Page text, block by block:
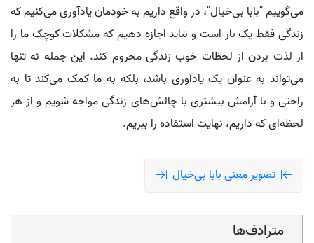
می‌گوییم "بابا بی‌خیال"، در واقع داریم به خودمان یادآوری می‌کنیم که
زندگی فقط یک بار است و نباید اجازه دهیم که مشکلات کوچک ما را
از لذت بردن از لحظات خوب زندگی محروم کند. این جمله نه تنها
می‌تواند به عنوان یک یادآوری باشد، بلکه به ما کمک می‌کند تا به
راحتی و با آرامش بیشتری با چالش‌های زندگی مواجه شویم و از هر
لحظه‌ای که داریم، نهایت استفاده را ببریم.
تصویر معنی بابا بی‌خیال
مترادف‌ها